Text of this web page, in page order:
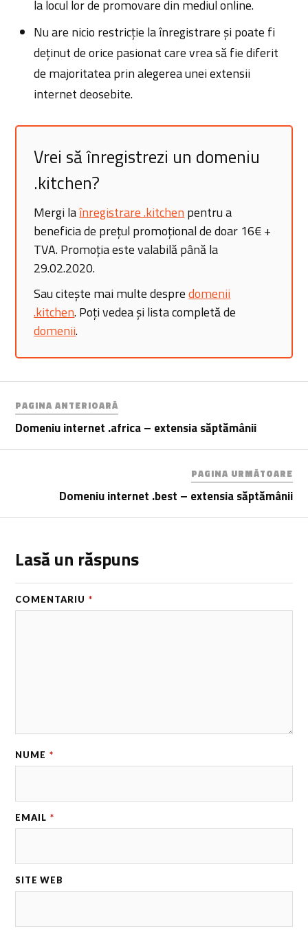
la locul lor de promovare din mediul online.
Nu are nicio restricție la înregistrare și poate fi
deținut de orice pasionat care vrea să fie diferit
de majoritatea prin alegerea unei extensii
internet deosebite.
Vrei să înregistrezi un domeniu
.kitchen?
Mergi laînregistrare .kitchen pentru a
beneficia de prețul promoțional de doar 16€ +
TVA. Promoția este valabilă până la
29.02.2020.
Sau citește mai multe despredomenii
.kitchen. Poți vedea și lista completă de
domenii.
PAGINA ANTERIOARĂ
Domeniu internet .africa – extensia săptămânii
PAGINA URMĂTOARE
Domeniu internet .best – extensia săptămânii
Lasă un răspuns
COMENTARIU *
NUME *
EMAIL *
SITE WEB